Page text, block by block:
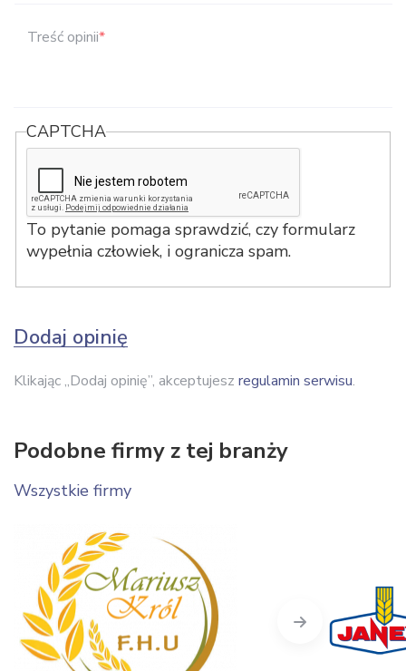
Treść opinii*
CAPTCHA
To pytanie pomaga sprawdzić, czy formularz
wypełnia człowiek, i ogranicza spam.
Dodaj opinię
Klikając „Dodaj opinię”, akceptujesz regulamin serwisu.
Podobne firmy z tej branży
Wszystkie firmy
Next